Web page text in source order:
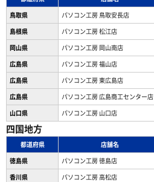
鳥取県
パソコン工房 鳥取安長店
島根県
パソコン工房 松江店
岡山県
パソコン工房 岡山南店
広島県
パソコン工房 福山店
広島県
パソコン工房 東広島店
広島県
パソコン工房 広島商工センター店
山口県
パソコン工房 山口店
四国地方
都道府県 店舗名
徳島県
パソコン工房 徳島店
香川県
パソコン工房 高松店